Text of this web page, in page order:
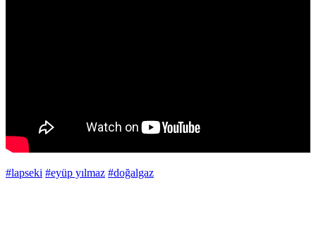
#lapseki #eyüp yılmaz #doğalgaz